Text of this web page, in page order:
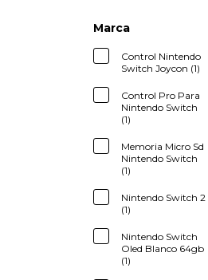
Marca
Control Nintendo
Switch Joycon (1)
Control Pro Para
Nintendo Switch
(1)
Memoria Micro Sd
Nintendo Switch
(1)
Nintendo Switch 2
(1)
Nintendo Switch
Oled Blanco 64gb
(1)